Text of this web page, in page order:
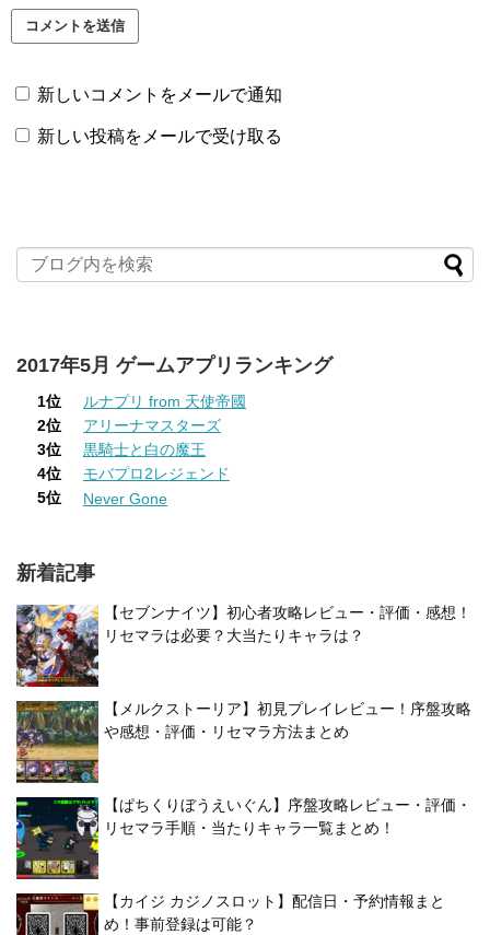
新しいコメントをメールで通知
新しい投稿をメールで受け取る
2017年5月 ゲームアプリランキング
1位
ルナプリ from 天使帝國
2位
アリーナマスターズ
3位
黒騎士と白の魔王
4位
モバプロ2レジェンド
5位
Never Gone
新着記事
【セブンナイツ】初心者攻略レビュー・評価・感想！
リセマラは必要？大当たりキャラは？
【メルクストーリア】初見プレイレビュー！序盤攻略
や感想・評価・リセマラ方法まとめ
【ぱちくりぼうえいぐん】序盤攻略レビュー・評価・
リセマラ手順・当たりキャラ一覧まとめ！
【カイジ カジノスロット】配信日・予約情報まと
め！事前登録は可能？